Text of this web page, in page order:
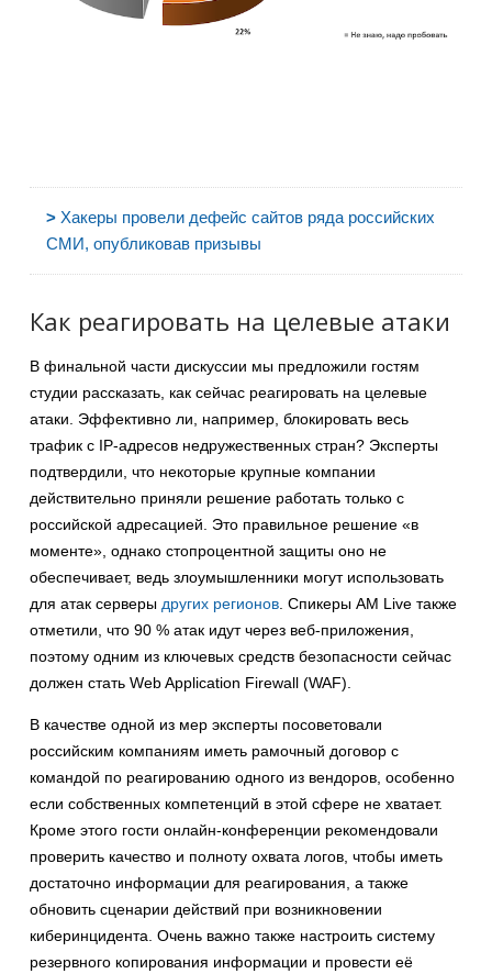
> Хакеры провели дефейс сайтов ряда российских
СМИ, опубликовав призывы
Как реагировать на целевые атаки
В финальной части дискуссии мы предложили гостям
студии рассказать, как сейчас реагировать на целевые
атаки. Эффективно ли, например, блокировать весь
трафик с IP-адресов недружественных стран? Эксперты
подтвердили, что некоторые крупные компании
действительно приняли решение работать только с
российской адресацией. Это правильное решение «в
моменте», однако стопроцентной защиты оно не
обеспечивает, ведь злоумышленники могут использовать
для атак серверы других регионов . Спикеры AM Live также
отметили, что 90 % атак идут через веб-приложения,
поэтому одним из ключевых средств безопасности сейчас
должен стать Web Application Firewall (WAF).
В качестве одной из мер эксперты посоветовали
российским компаниям иметь рамочный договор с
командой по реагированию одного из вендоров, особенно
если собственных компетенций в этой сфере не хватает.
Кроме этого гости онлайн-конференции рекомендовали
проверить качество и полноту охвата логов, чтобы иметь
достаточно информации для реагирования, а также
обновить сценарии действий при возникновении
киберинцидента. Очень важно также настроить систему
резервного копирования информации и провести её